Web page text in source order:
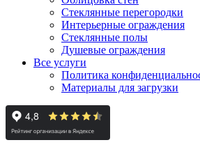
Стеклянные перегородки
Интерьерные ограждения
Стеклянные полы
Душевые ограждения
Все услуги
Политика
Материалы для загрузки